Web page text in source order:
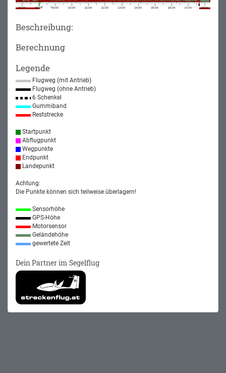
Beschreibung:
Berechnung
Legende
Flugweg (mit Antrieb)
Flugweg (ohne Antrieb)
6 Schenkel
Gummiband
Reststrecke
Startpunkt
Abflugpunkt
Wegpunkte
Endpunkt
Landepunkt
Achtung:
Die Punkte können sich teilweise überlagern!
Sensorhöhe
GPS-Höhe
Motorsensor
Geländehöhe
gewertete Zeit
Dein Partner im Segelflug